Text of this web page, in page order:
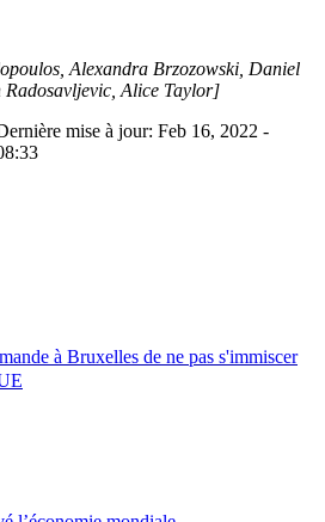
Alexandra Brzozowski, Daniel
Alice Taylor]
mise à jour: Feb 16, 2022 -
à Bruxelles de ne pas s'immiscer